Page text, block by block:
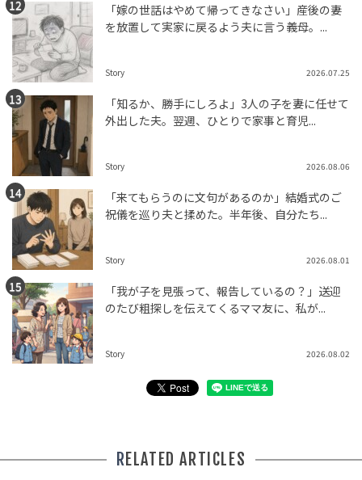
「嫁の世話はやめて帰ってきなさい」産後の妻
を放置して実家に戻るよう夫に言う義母。...
Story 2026.07.25
「知るか、勝手にしろよ」3人の子を妻に任せて
外出した夫。翌週、ひとりで家事と育児...
Story 2026.08.06
「来てもらうのに文句があるのか」結婚式のご
祝儀を巡り夫と揉めた。半年後、自分たち...
Story 2026.08.01
「我が子を見張って、報告しているの？」送迎
のたび粗探しを伝えてくるママ友に、私が...
Story 2026.08.02
RELATED ARTICLES